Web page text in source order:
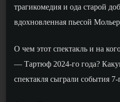
трагикомедия и ода старой
вдохновленная пьесой
О чем этот спектакль и на
— Тартюф 2024-го года?
спектакля сыграли события 7-